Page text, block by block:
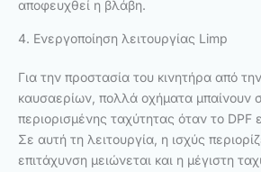
αποφευχθεί η βλάβη.
4. Ενεργοποίηση λειτουργίας Limp
Για την προστασία του κινητήρα από
καυσαερίων, πολλά οχήματα μπαίνουν
περιορισμένης ταχύτητας όταν το DPF
Σε αυτή τη λειτουργία, η ισχύς
επιτάχυνση μειώνεται και η μέγιστη